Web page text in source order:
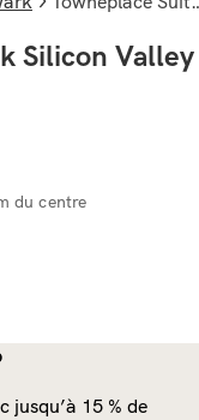
Silicon Valley
du centre
jusqu’à 15 % de